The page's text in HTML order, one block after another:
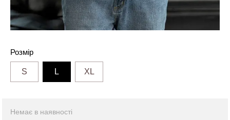
Розмір
S L XL
Немає в наявності